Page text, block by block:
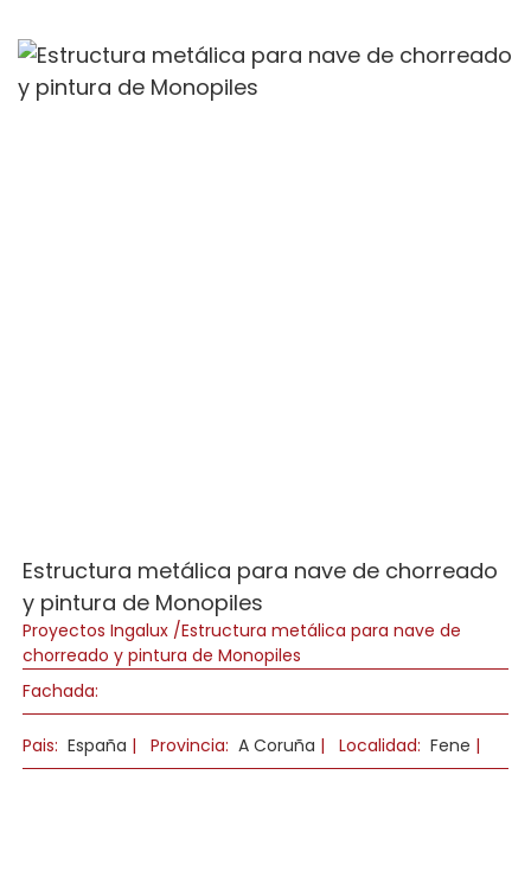
Estructura metálica para nave de chorreado
y pintura de Monopiles
Proyectos Ingalux /Estructura metálica para nave de
chorreado y pintura de Monopiles
Fachada:
Pais: España | Provincia: A Coruña | Localidad: Fene |